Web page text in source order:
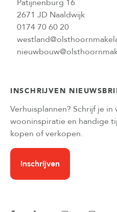
Patijnenburg 16
2671 JD Naaldwijk
0174 70 60 20
INSCHRIJVEN
Verhuisplannen? Schrijf je
wooninspiratie en handige
kopen of verkopen.
Inschrijven